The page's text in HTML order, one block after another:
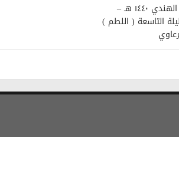
مجلس عزاء مسجد الهندي ١٤٤٠ هـ –
التاسعة ( اللطم )